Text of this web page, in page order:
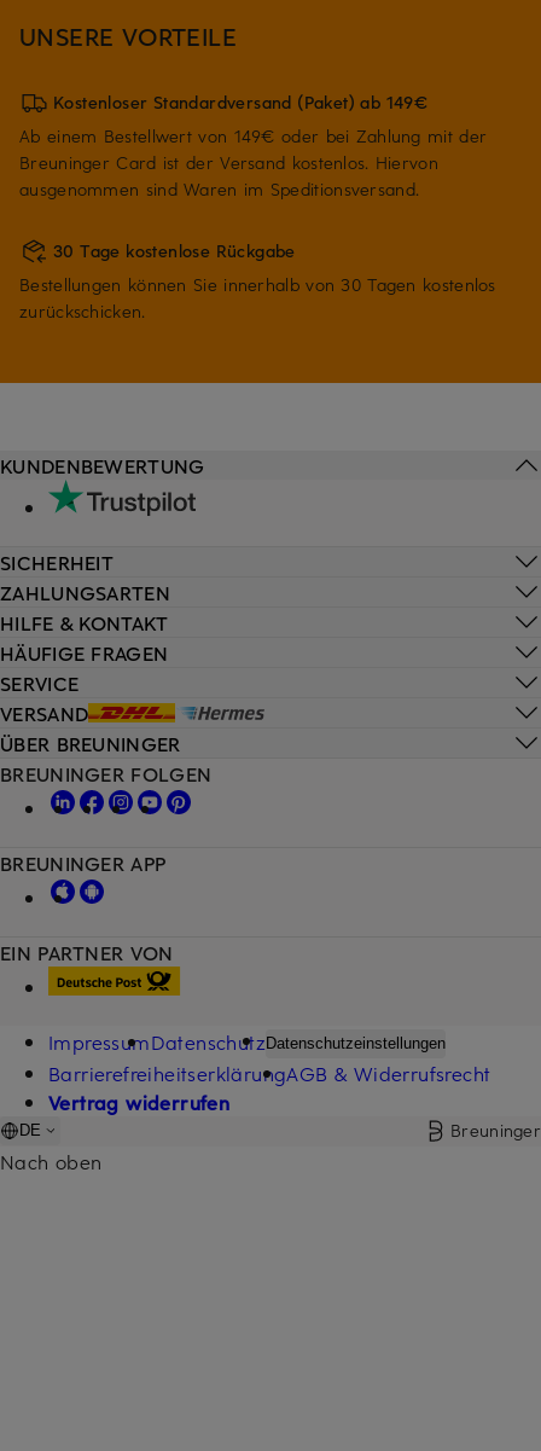
UNSERE VORTEILE
Kostenloser Standardversand (Paket) ab 149€
Ab einem Bestellwert von 149€ oder bei Zahlung mit der
Breuninger Card ist der Versand kostenlos. Hiervon
ausgenommen sind Waren im Speditionsversand.
30 Tage kostenlose Rückgabe
Bestellungen können Sie innerhalb von 30 Tagen kostenlos
zurückschicken.
HILFE & KONTAKT
HÄUFIGE FRAGEN
SERVICE
VERSAND
KUNDENBEWERTUNG
SICHERHEIT
ZAHLUNGSARTEN
ÜBER BREUNINGER
EIN PARTNER VON
BREUNINGER FOLGEN
BREUNINGER APP
ImpressumDatenschutz Datenschutzeinstellungen
BarrierefreiheitserklärungAGB & Widerrufsrecht
Vertrag widerrufen
DE Breuninger
Nach oben